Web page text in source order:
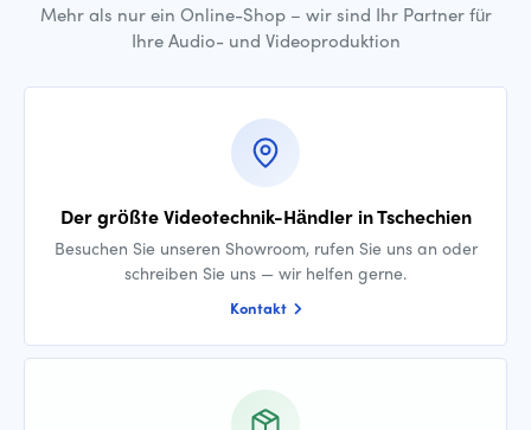
Mehr als nur ein Online-Shop – wir sind Ihr Partner für
Ihre Audio- und Videoproduktion
Der größte Videotechnik-Händler in Tschechien
Besuchen Sie unseren Showroom, rufen Sie uns an oder
schreiben Sie uns — wir helfen gerne.
Kontakt